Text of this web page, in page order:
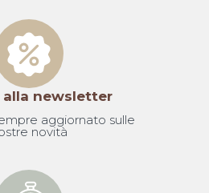
newsletter
aggiornato sulle
novità